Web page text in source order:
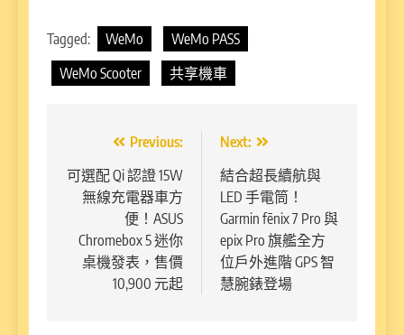
Tagged: WeMo
WeMo PASS
WeMo Scooter
共享機車
章
導
覽
Previous:
可選配 Qi 認證 15W
無線充電器車方
便！ASUS
Chromebox 5 迷你
桌機發表，售價
10,900 元起
Next:
結合超長續航與
LED 手電筒！
Garmin fēnix 7 Pro 與
epix Pro 旗艦全方
位戶外進階 GPS 智
慧腕錶登場